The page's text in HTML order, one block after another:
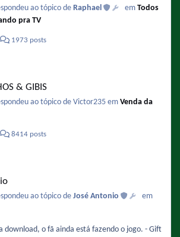
ao tópico de Raphael emTodos
pra TV
1973 posts
& GIBIS
ao tópico de Victor235 em Venda da
8414 posts
ao tópico de José Antonio
em
o fã ainda está fazendo o jogo. - Gift